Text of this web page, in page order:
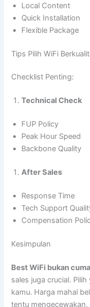
Local Content
Quick Installation
Flexible Package
Tips Pilih WiFi
Checklist Penting:
Technical Check
FUP Policy
Peak Hour Speed
Backbone Quality
After Sales
Response Time
Tech Support
Compensation
Kesimpulan
Best WiFi bukan
sales juga crucial.
kamu. Harga mahal
tentu mengecewakan.